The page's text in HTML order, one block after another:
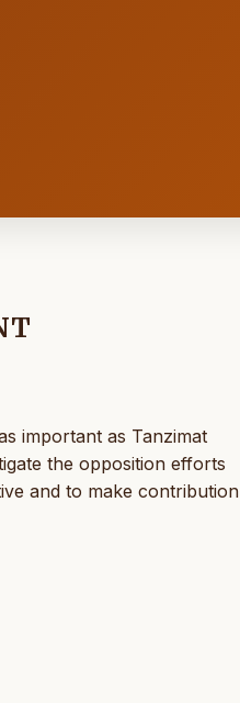
important as Tanzimat
the opposition efforts
and to make contribution